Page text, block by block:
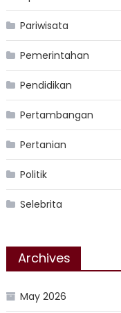
Pariwisata
Pemerintahan
Pendidikan
Pertambangan
Pertanian
Politik
Selebrita
Archives
May 2026